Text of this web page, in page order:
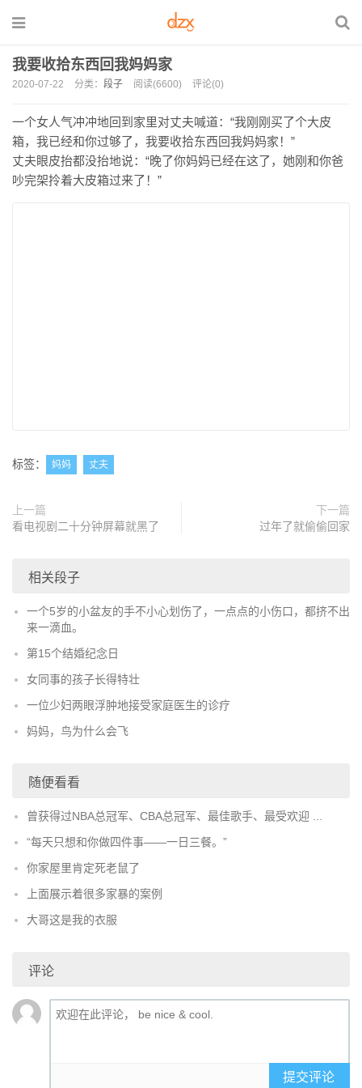
我要收拾东西回我妈妈家
2020-07-22 分类： 段子 阅读(6600) 评论(0)
一个女人气冲冲地回到家里对丈夫喊道：“我刚刚买了个大皮
箱，我已经和你过够了，我要收拾东西回我妈妈家！”
丈夫眼皮抬都没抬地说：“晚了你妈妈已经在这了，她刚和你爸
吵完架拎着大皮箱过来了！”
标签： 妈妈 丈夫
上一篇
看电视剧二十分钟屏幕就黑了
下一篇
过年了就偷偷回家
相关段子
一个5岁的小盆友的手不小心划伤了，一点点的小伤口，都挤不出
来一滴血。
第15个结婚纪念日
女同事的孩子长得特壮
一位少妇两眼浮肿地接受家庭医生的诊疗
妈妈，鸟为什么会飞
随便看看
曾获得过NBA总冠军、CBA总冠军、最佳歌手、最受欢迎 ...
“每天只想和你做四件事——一日三餐。”
你家屋里肯定死老鼠了
上面展示着很多家暴的案例
大哥这是我的衣服
评论
提交评论